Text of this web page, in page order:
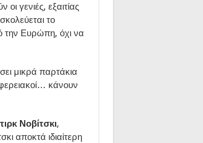
γενιές, εξαιτίας
το
την Ευρώπη, όχι να
μικρά παρτάκια
κάνουν
Νοβίτσκι,
αποκτά ιδιαίτερη